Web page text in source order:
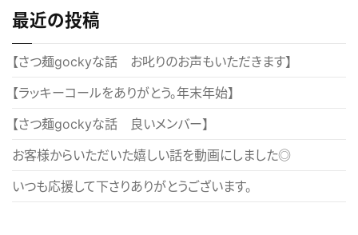
ゲ
ー
ン
最近の投稿
【さつ麺gockyな話 お叱りのお声もいただきます】
【ラッキーコールをありがとう。年末年始】
【さつ麺gockyな話 良いメンバー】
お客様からいただいた嬉しい話を動画にしました◎
いつも応援して下さりありがとうございます。